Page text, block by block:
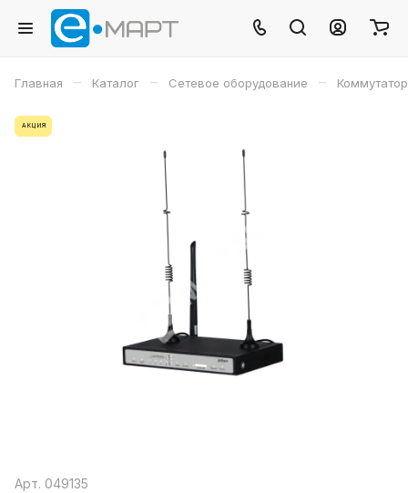
Главная – Каталог – Сетевое оборудование –
АКЦИЯ
Арт. 049135